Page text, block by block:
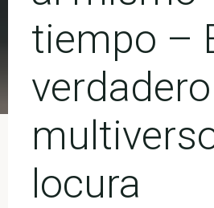
tiempo –
verdadero
locura